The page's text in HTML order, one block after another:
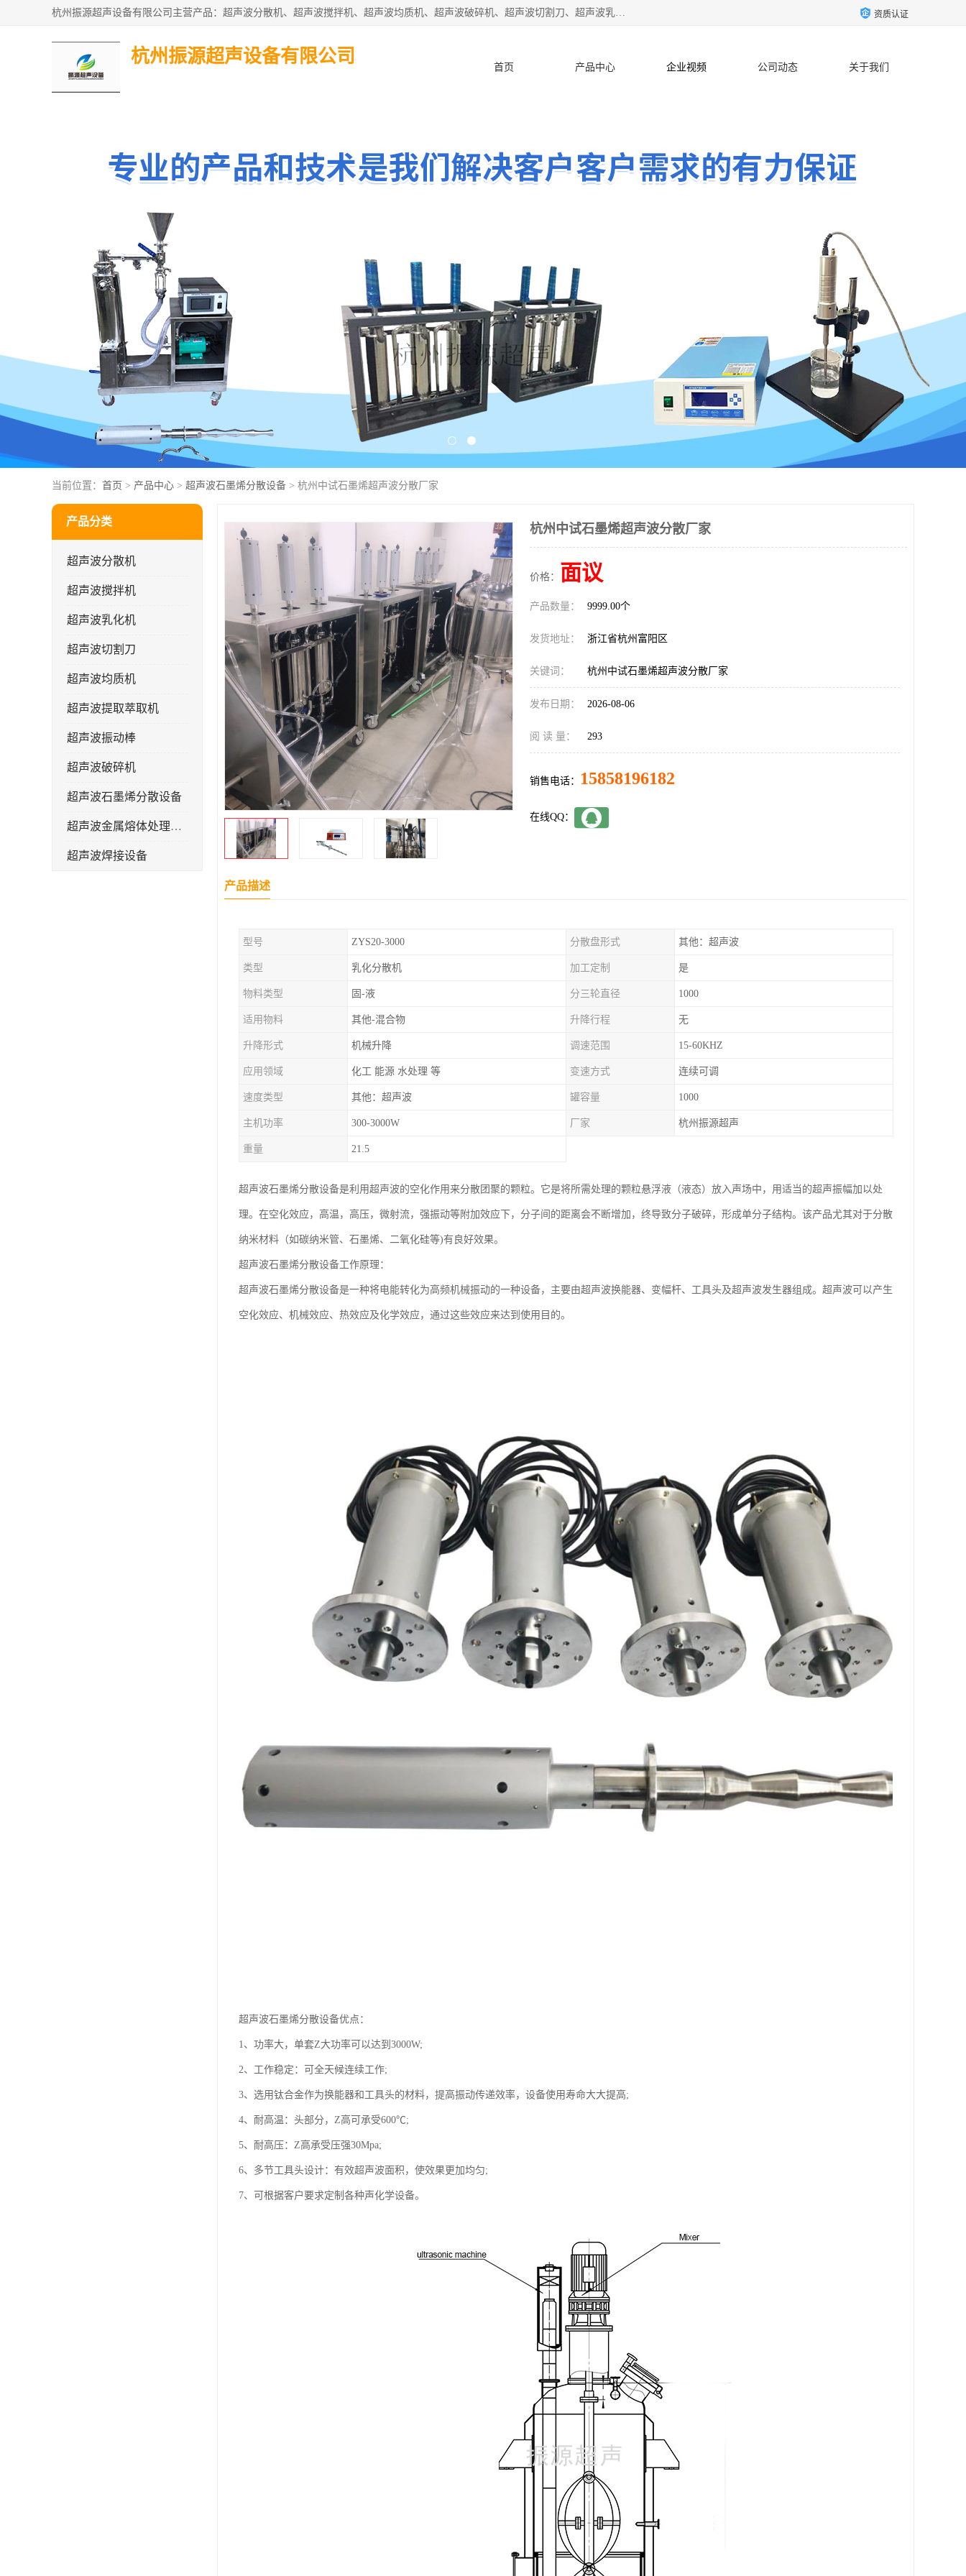
杭州振源超声设备有限公司主营产品：超声波分散机、超声波搅拌机、超声波均质机、超声波破碎机、超声波切割刀、超声波乳化机、超声波提取机、超声波振动棒等设备。秉承诚信经营、品质至上的服务宗旨，与多家企业建立了长期的合作关系。公司坚持以质量赢市场，以服务赢客户，始终以客户利益为中心。 资质认证
杭州振源超声设备有限公司
首页 产品中心 企业视频 公司动态 关于我们
当前位置： 首页 > 产品中心 > 超声波石墨烯分散设备 > 杭州中试石墨烯超声波分散厂家
产品分类
超声波分散机
超声波搅拌机
超声波乳化机
超声波切割刀
超声波均质机
超声波提取萃取机
超声波振动棒
超声波破碎机
超声波石墨烯分散设备
超声波金属熔体处理设备
超声波焊接设备
杭州中试石墨烯超声波分散厂家
价格： 面议
产品数量： 9999.00个
发货地址： 浙江省杭州富阳区
关键词： 杭州中试石墨烯超声波分散厂家
发布日期： 2026-08-06
阅 读 量： 293
销售电话： 15858196182
在线QQ：
产品描述
型号 ZYS20-3000 分散盘形式 其他：超声波
类型 乳化分散机 加工定制 是
物料类型 固-液 分三轮直径 1000
适用物料 其他-混合物 升降行程 无
升降形式 机械升降 调速范围 15-60KHZ
应用领域 化工 能源 水处理 等 变速方式 连续可调
速度类型 其他：超声波 罐容量 1000
主机功率 300-3000W 厂家 杭州振源超声
重量 21.5
超声波石墨烯分散设备是利用超声波的空化作用来分散团聚的颗粒。它是将所需处理的颗粒悬浮液（液态）放入声场中，用适当的超声振幅加以处
理。在空化效应，高温，高压，微射流，强振动等附加效应下，分子间的距离会不断增加，终导致分子破碎，形成单分子结构。该产品尤其对于分散
纳米材料（如碳纳米管、石墨烯、二氧化硅等)有良好效果。
超声波石墨烯分散设备工作原理：
超声波石墨烯分散设备是一种将电能转化为高频机械振动的一种设备，主要由超声波换能器、变幅杆、工具头及超声波发生器组成。超声波可以产生
空化效应、机械效应、热效应及化学效应，通过这些效应来达到使用目的。
超声波石墨烯分散设备优点：
1、功率大，单套Z大功率可以达到3000W;
2、工作稳定：可全天候连续工作;
3、选用钛合金作为换能器和工具头的材料，提高振动传递效率，设备使用寿命大大提高;
4、耐高温：头部分，Z高可承受600℃;
5、耐高压：Z高承受压强30Mpa;
6、多节工具头设计：有效超声波面积，使效果更加均匀;
7、可根据客户要求定制各种声化学设备。